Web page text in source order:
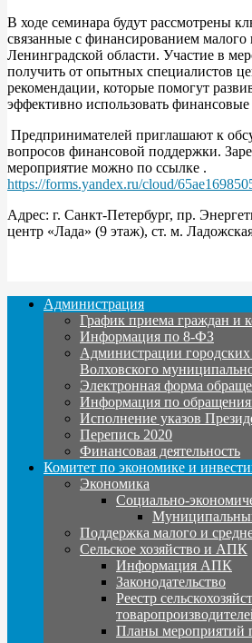
В ходе семинара будут рассмотрены
связанные с финансированием малого
Ленинградской области. Участие в
получить от опытных специалистов
рекомендации, которые помогут
эффективно использовать финансовые
Предпринимателей приглашают к
вопросов финансовой поддержки.
мероприятие можно по ссылке .
https://forms.yandex.ru/cloud/
Адрес: г. Санкт-Петербург, пр.
центр «Лада» (9 этаж), ст. м.
Администрация
График приема граждан и
Информация по 8-ФЗ
Администрации
Волховского
Электронная форма
Информация по
Исполнение указов
Перепись 2020
Финансовая деятельность
Комитет по экономике и
Экономика
Социально-
Поддержка малого и
Сельское хозяйство и АПК
Информация АПК
Законодательство
Реестр
Планы мероприятий